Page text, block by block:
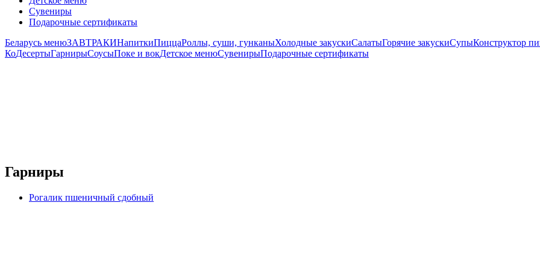
Сувениры
Подарочные сертификаты
Беларусь менюЗАВТРАКИНапиткиПиццаРоллы, суши, гунканыХолодные закускиСалатыГорячие закускиСупыКонструктор
КоДесертыГарнирыСоусыПоке и вокДетское менюСувенирыПодарочные сертификаты
Гарниры
Рогалик пшеничный сдобный